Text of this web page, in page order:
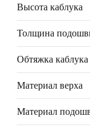
Высота каблука
Толщина
Обтяжка каблука
Материал верха
Материал